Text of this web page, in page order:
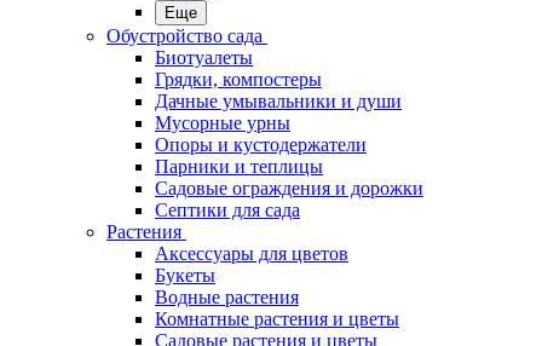
Еще
Обустройство сада
Биотуалеты
Грядки, компостеры
Дачные умывальники и души
Мусорные урны
Опоры и кустодержатели
Парники и теплицы
Садовые ограждения и дорожки
Септики для сада
Растения
Аксессуары для цветов
Букеты
Водные растения
Комнатные растения и цветы
Садовые растения и цветы